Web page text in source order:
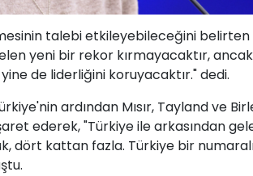
talebi etkileyebileceğini belirten
yeni bir rekor kırmayacaktır,
de liderliğini koruyacaktır." dedi.
ardından Mısır, Tayland ve
ederek, "Türkiye ile arkasından
dört kattan fazla. Türkiye bir